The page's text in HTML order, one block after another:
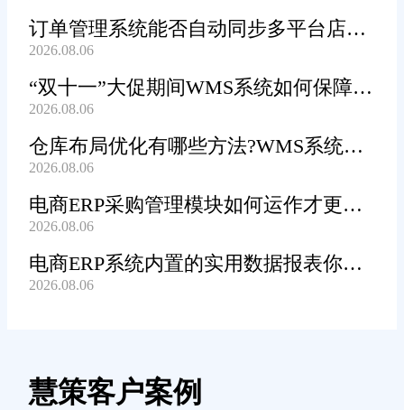
订单管理系统能否自动同步多平台店铺
订单?
2026.08.06
“双十一”大促期间WMS系统如何保障发
货效率?
2026.08.06
仓库布局优化有哪些方法?WMS系统能
辅助规划吗?
2026.08.06
电商ERP采购管理模块如何运作才更加
高效顺畅?
2026.08.06
电商ERP系统内置的实用数据报表你都
知道哪些?
2026.08.06
慧策客户案例